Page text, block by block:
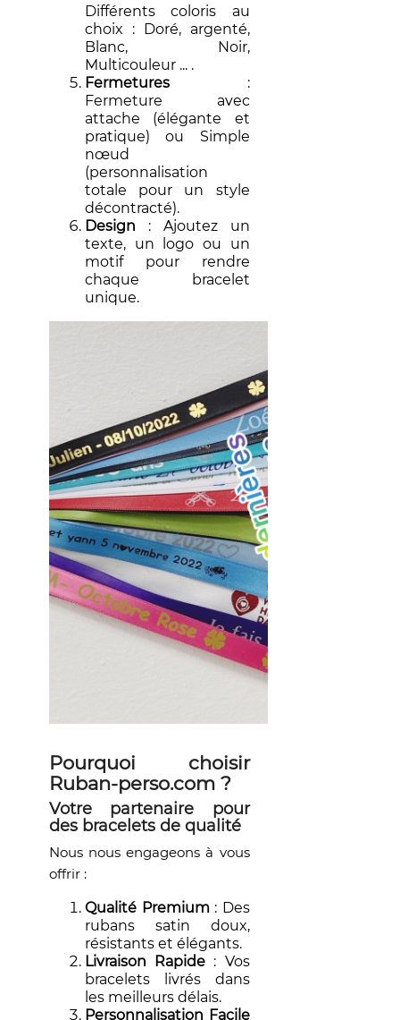
Différents coloris au
choix : Doré, argenté,
Blanc, Noir,
Multicouleur ... .
Fermetures :
Fermeture avec
attache (élégante et
pratique) ou Simple
nœud
(personnalisation
totale pour un style
décontracté).
Design : Ajoutez un
texte, un logo ou un
motif pour rendre
chaque bracelet
unique.
Pourquoi choisir
Ruban-perso.com ?
Votre partenaire pour
des bracelets de qualité
Nous nous engageons à vous
offrir :
Qualité Premium: Des
rubans satin doux,
résistants et élégants.
Livraison Rapide : Vos
bracelets livrés dans
les meilleurs délais.
Personnalisation Facile